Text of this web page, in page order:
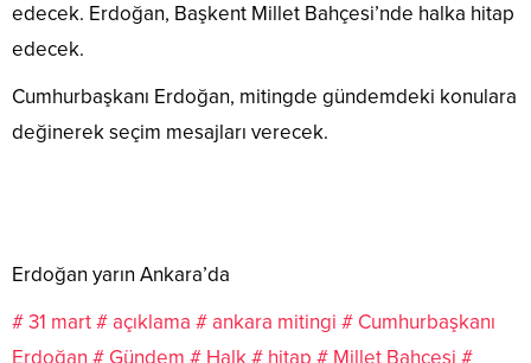
edecek. Erdoğan, Başkent Millet Bahçesi’nde halka hitap
edecek.
Cumhurbaşkanı Erdoğan, mitingde gündemdeki konulara
değinerek seçim mesajları verecek.
Erdoğan yarın Ankara’da
# 31 mart# açıklama # ankara mitingi # Cumhurbaşkanı
Erdoğan # Gündem # Halk# hitap # Millet Bahçesi #